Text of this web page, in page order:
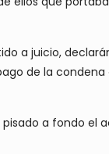
a juicio,
de la
a fondo el